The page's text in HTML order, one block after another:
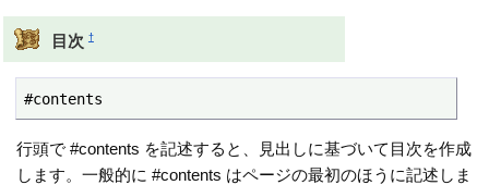
目次 †
#contents
行頭で #contents を記述すると、見出しに基づいて目次を作成
します。一般的に #contents はページの最初のほうに記述しま